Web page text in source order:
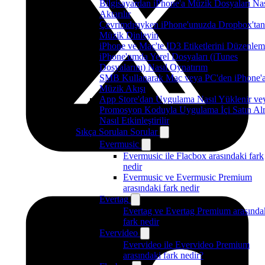
Bilgisayardan iPhone'a Müzik Dosyaları
Aktarılır
Çevrimdışıyken iPhone'unuzda Dropbox'tan
Müzik Dinleyin
iPhone ve Mac'te ID3 Etiketlerini
iPhone'umda Yerel Dosyaları (iTunes
Dosyalarını) Nasıl Oynatırım
SMB Kullanarak Mac veya PC'den
Müzik Akışı
App Store'dan Uygulama Nasıl Yüklenir
Promosyon Koduyla Uygulama İçi Satın
Nasıl Etkinleştirilir
Sıkça Sorulan Sorular
Evermusic
Evermusic ile Flacbox arasındaki fark
nedir
Evermusic ve Evermusic Premium
arasındaki fark nedir
Evertag
Evertag ve Evertag Premium
fark nedir
Evervideo
Evervideo ile Evervideo Premium
arasındaki fark nedir?